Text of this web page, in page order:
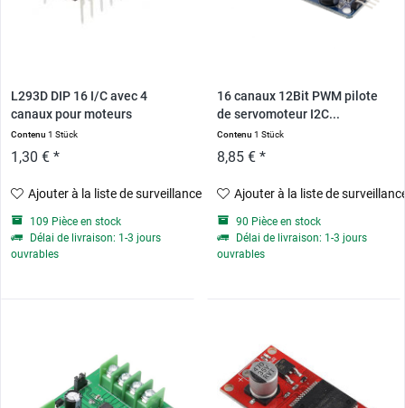
L293D DIP 16 I/C avec 4
canaux pour moteurs
Contenu1 Stück
1,30 € *
Ajouter à la liste de surveillance
109 Pièce en stock
Délai de livraison: 1-3 jours
ouvrables
16 canaux 12Bit PWM pilote
de servomoteur I2C...
Contenu 1 Stück
8,85 € *
Ajouter à la liste de
90 Pièce en stock
Délai de livraison: 1-3 jours
ouvrables